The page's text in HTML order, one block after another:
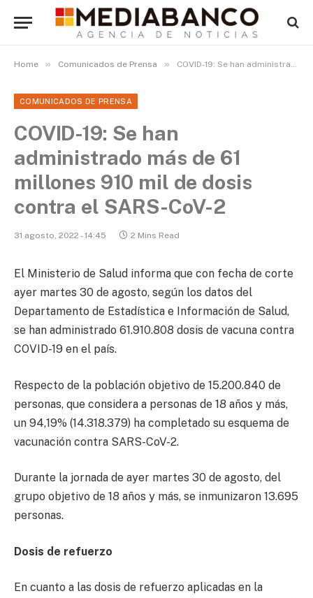
Home » Comunicados de Prensa » COVID-19: Se han administrado más de 61 millones 910 mil de dosis contra el SARS-CoV-2
COMUNICADOS DE PRENSA
COVID-19: Se han
administrado más de 61
millones 910 mil de dosis
contra el SARS-CoV-2
31 agosto, 2022 - 14:45 2 Mins Read
El Ministerio de Salud informa que con fecha de corte
ayer martes 30 de agosto, según los datos del
Departamento de Estadística e Información de Salud,
se han administrado 61.910.808 dosis de vacuna contra
COVID-19 en el país.
Respecto de la población objetivo de 15.200.840 de
personas, que considera a personas de 18 años y más,
un 94,19% (14.318.379) ha completado su esquema de
vacunación contra SARS-CoV-2.
Durante la jornada de ayer martes 30 de agosto, del
grupo objetivo de 18 años y más, se inmunizaron 13.695
personas.
Dosis de refuerzo
En cuanto a las dosis de refuerzo aplicadas en la